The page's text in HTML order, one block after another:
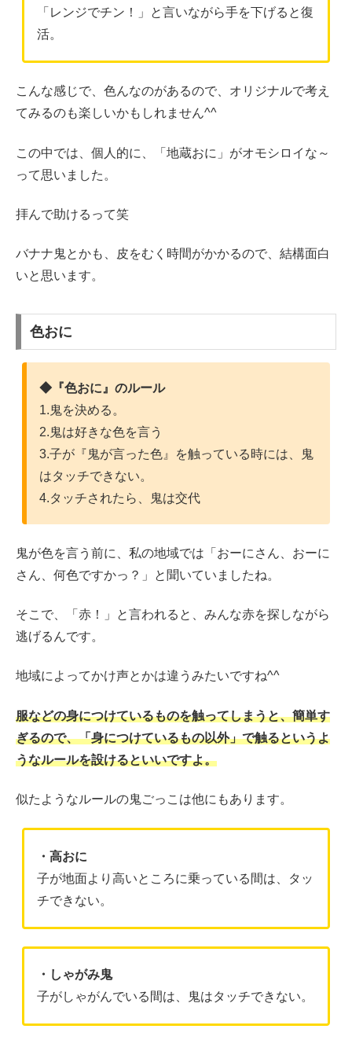
「レンジでチン！」と言いながら手を下げると復
活。
こんな感じで、色んなのがあるので、オリジナルで考え
てみるのも楽しいかもしれません^^
この中では、個人的に、「地蔵おに」がオモシロイな～
って思いました。
拝んで助けるって笑
バナナ鬼とかも、皮をむく時間がかかるので、結構面白
いと思います。
色おに
◆『色おに』のルール
1.鬼を決める。
2.鬼は好きな色を言う
3.子が『鬼が言った色』を触っている時には、鬼
はタッチできない。
4.タッチされたら、鬼は交代
鬼が色を言う前に、私の地域では「おーにさん、おーに
さん、何色ですかっ？」と聞いていましたね。
そこで、「赤！」と言われると、みんな赤を探しながら
逃げるんです。
地域によってかけ声とかは違うみたいですね^^
服などの身につけているものを触ってしまうと、簡単す
ぎるので、「身につけているもの以外」で触るというよ
うなルールを設けるといいですよ。
似たようなルールの鬼ごっこは他にもあります。
・高おに
子が地面より高いところに乗っている間は、タッ
チできない。
・しゃがみ鬼
子がしゃがんでいる間は、鬼はタッチできない。